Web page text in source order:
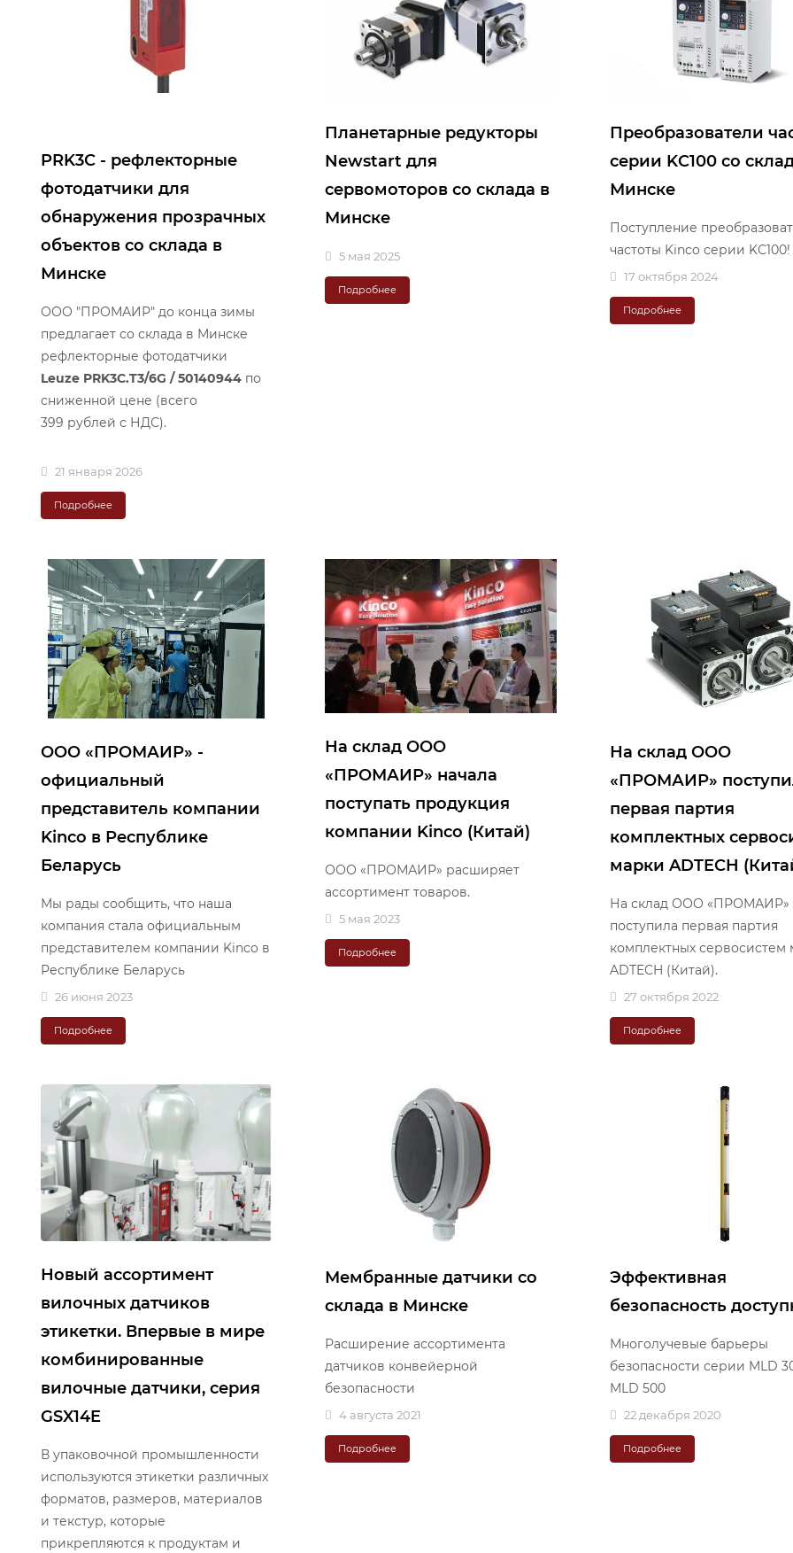
PRK3С - рефлекторные
фотодатчики для
обнаружения прозрачных
объектов со склада в
Минске
ООО "ПРОМАИР" до конца зимы
предлагает со склада в Минске
рефлекторные фотодатчики
Leuze PRK3C.T3/6G / 50140944 по
сниженной цене (всего
399 рублей с НДС).
21 января 2026
Подробнее
Планетарные редукторы
Newstart для
сервомоторов со склада в
Минске
5 мая 2025
Подробнее
Преобразователи
серии KC100 со
Минске
Поступление
частоты Kinco серии KC100!
17 октября 2024
Подробнее
ООО «ПРОМАИР» -
официальный
представитель компании
Kinco в Республике
Беларусь
Мы рады сообщить, что наша
компания стала официальным
представителем компании Kinco в
Республике Беларусь
26 июня 2023
Подробнее
На склад ООО
«ПРОМАИР» начала
поступать продукция
компании Kinco (Китай)
ООО «ПРОМАИР» расширяет
ассортимент товаров.
5 мая 2023
Подробнее
На склад ООО
«ПРОМАИР»
первая партия
комплектных
марки ADTECH
На склад ООО «ПРОМАИР»
поступила первая партия
комплектных сервосистем
ADTECH (Китай).
27 октября 2022
Подробнее
Новый ассортимент
вилочных датчиков
этикетки. Впервые в мире
комбинированные
вилочные датчики, серия
GSX14E
В упаковочной промышленности
используются этикетки различных
форматов, размеров, материалов
и текстур, которые
прикрепляются к продуктам и
Мембранные датчики со
склада в Минске
Расширение ассортимента
датчиков конвейерной
безопасности
4 августа 2021
Подробнее
Эффективная
безопасность
Многолучевые барьеры
безопасности серии MLD
MLD 500
22 декабря 2020
Подробнее